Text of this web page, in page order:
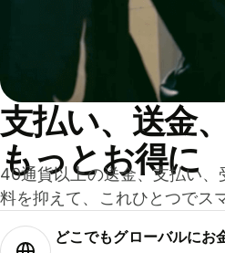
支払い、送金
もっとお得に
40通貨以上の送金、支払い、
料を抑えて、これひとつでス
どこでもグ⁠ロ⁠ー⁠バ⁠ルにお